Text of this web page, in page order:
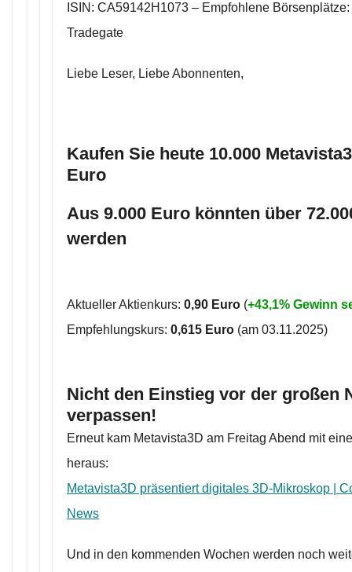
ISIN: CA59142H1073 – Empfohlene
Tradegate
Liebe Leser, Liebe Abonnenten,
Kaufen Sie heute 10.000
Euro
Aus 9.000 Euro könnten über
werden
Aktueller Aktienkurs: 0,90 Euro (+43,1% Gewinn
Empfehlungskurs: 0,615 Euro (am 03.11.2025)
Nicht den Einstieg vor der großen
verpassen!
Erneut kam Metavista3D am Freitag Abend mit
heraus:
Metavista3D präsentiert digitales 3D-Mikroskop |
News
Und in den kommenden Wochen werden noch